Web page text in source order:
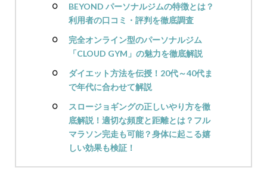
BEYOND パーソナルジムの特徴とは？
利用者の口コミ・評判を徹底調査
完全オンライン型のパーソナルジム
「CLOUD GYM」の魅力を徹底解説
ダイエット方法を伝授！20代～40代ま
で年代に合わせて解説
スロージョギングの正しいやり方を徹
底解説！適切な頻度と距離とは？フル
マラソン完走も可能？身体に起こる嬉
しい効果も検証！